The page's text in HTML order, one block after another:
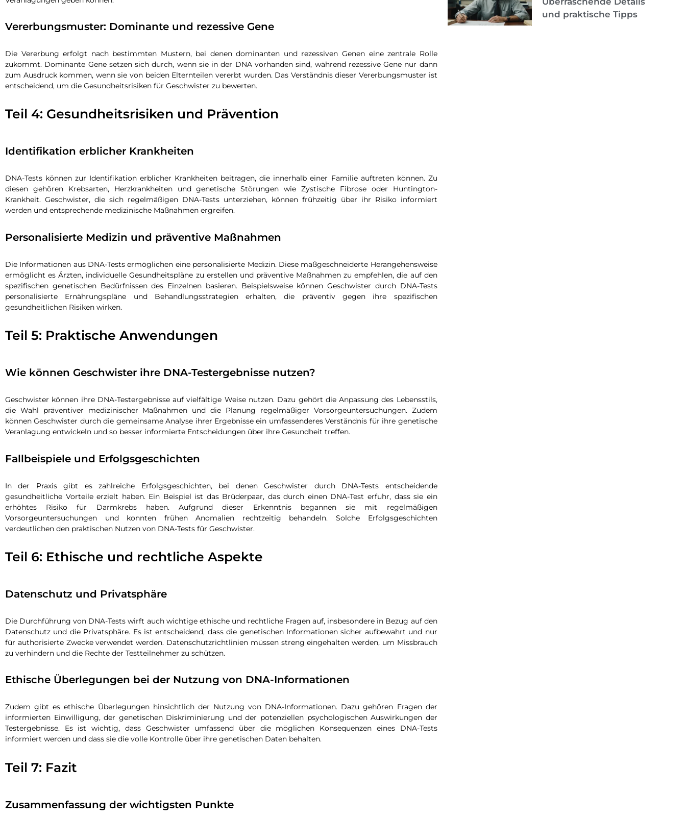
Vererbungsmuster: Dominante und rezessive Gene
Die Vererbung erfolgt nach bestimmten Mustern, bei denen dominanten und rezessiven Genen eine zentrale Rolle
zukommt. Dominante Gene setzen sich durch, wenn sie in der DNA vorhanden sind, während rezessive Gene nur dann
zum Ausdruck kommen, wenn sie von beiden Elternteilen vererbt wurden. Das Verständnis dieser Vererbungsmuster ist
entscheidend, um die Gesundheitsrisiken für Geschwister zu bewerten.
Teil 4: Gesundheitsrisiken und Prävention
Identifikation erblicher Krankheiten
DNA-Tests können zur Identifikation erblicher Krankheiten beitragen, die innerhalb einer Familie auftreten können. Zu
diesen gehören Krebsarten, Herzkrankheiten und genetische Störungen wie Zystische Fibrose oder Huntington-
Krankheit. Geschwister, die sich regelmäßigen DNA-Tests unterziehen, können frühzeitig über ihr Risiko informiert
werden und entsprechende medizinische Maßnahmen ergreifen.
Personalisierte Medizin und präventive Maßnahmen
Die Informationen aus DNA-Tests ermöglichen eine personalisierte Medizin. Diese maßgeschneiderte Herangehensweise
ermöglicht es Ärzten, individuelle Gesundheitspläne zu erstellen und präventive Maßnahmen zu empfehlen, die auf den
spezifischen genetischen Bedürfnissen des Einzelnen basieren. Beispielsweise können Geschwister durch DNA-Tests
personalisierte Ernährungspläne und Behandlungsstrategien erhalten, die präventiv gegen ihre spezifischen
gesundheitlichen Risiken wirken.
Teil 5: Praktische Anwendungen
Wie können Geschwister ihre DNA-Testergebnisse nutzen?
Geschwister können ihre DNA-Testergebnisse auf vielfältige Weise nutzen. Dazu gehört die Anpassung des Lebensstils,
die Wahl präventiver medizinischer Maßnahmen und die Planung regelmäßiger Vorsorgeuntersuchungen. Zudem
können Geschwister durch die gemeinsame Analyse ihrer Ergebnisse ein umfassenderes Verständnis für ihre genetische
Veranlagung entwickeln und so besser informierte Entscheidungen über ihre Gesundheit treffen.
Fallbeispiele und Erfolgsgeschichten
In der Praxis gibt es zahlreiche Erfolgsgeschichten, bei denen Geschwister durch DNA-Tests entscheidende
gesundheitliche Vorteile erzielt haben. Ein Beispiel ist das Brüderpaar, das durch einen DNA-Test erfuhr, dass sie ein
erhöhtes Risiko für Darmkrebs haben. Aufgrund dieser Erkenntnis begannen sie mit regelmäßigen
Vorsorgeuntersuchungen und konnten frühen Anomalien rechtzeitig behandeln. Solche Erfolgsgeschichten
verdeutlichen den praktischen Nutzen von DNA-Tests für Geschwister.
Teil 6: Ethische und rechtliche Aspekte
Datenschutz und Privatsphäre
Die Durchführung von DNA-Tests wirft auch wichtige ethische und rechtliche Fragen auf, insbesondere in Bezug auf den
Datenschutz und die Privatsphäre. Es ist entscheidend, dass die genetischen Informationen sicher aufbewahrt und nur
für authorisierte Zwecke verwendet werden. Datenschutzrichtlinien müssen streng eingehalten werden, um Missbrauch
zu verhindern und die Rechte der Testteilnehmer zu schützen.
Ethische Überlegungen bei der Nutzung von DNA-Informationen
Zudem gibt es ethische Überlegungen hinsichtlich der Nutzung von DNA-Informationen. Dazu gehören Fragen der
informierten Einwilligung, der genetischen Diskriminierung und der potenziellen psychologischen Auswirkungen der
Testergebnisse. Es ist wichtig, dass Geschwister umfassend über die möglichen Konsequenzen eines DNA-Tests
informiert werden und dass sie die volle Kontrolle über ihre genetischen Daten behalten.
Teil 7: Fazit
Zusammenfassung der wichtigsten Punkte
und praktische Tipps